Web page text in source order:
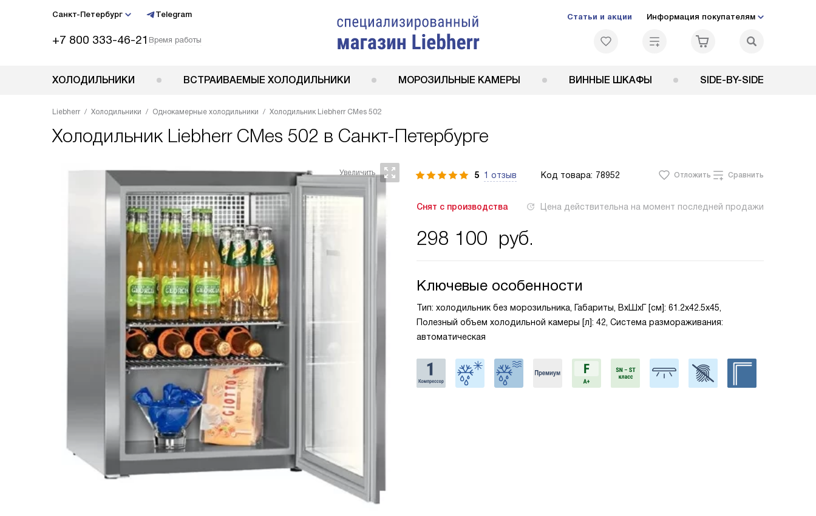
Санкт-Петербург Telegram
+7 800 333-46-21 Время работы
Статьи и акции Информация покупателям
ХОЛОДИЛЬНИКИ ВСТРАИВАЕМЫЕ ХОЛОДИЛЬНИКИ МОРОЗИЛЬНЫЕ КАМЕРЫ ВИННЫЕ ШКАФЫ SIDE-BY-SIDE
Liebherr Холодильники Однокамерные холодильники Холодильник Liebherr CMes 502
Холодильник Liebherr CMes 502 в Санкт-Петербурге
5 1 отзыв Код товара: 78952 Отложить Сравнить
Снят с производства Цена действительна на момент последней продажи
298 100 руб.
Ключевые особенности
Тип: холодильник без морозильника, Габариты, ВxШxГ [см]: 61.2x42.5x45,
Полезный объем холодильной камеры [л]: 42, Система размораживания:
автоматическая